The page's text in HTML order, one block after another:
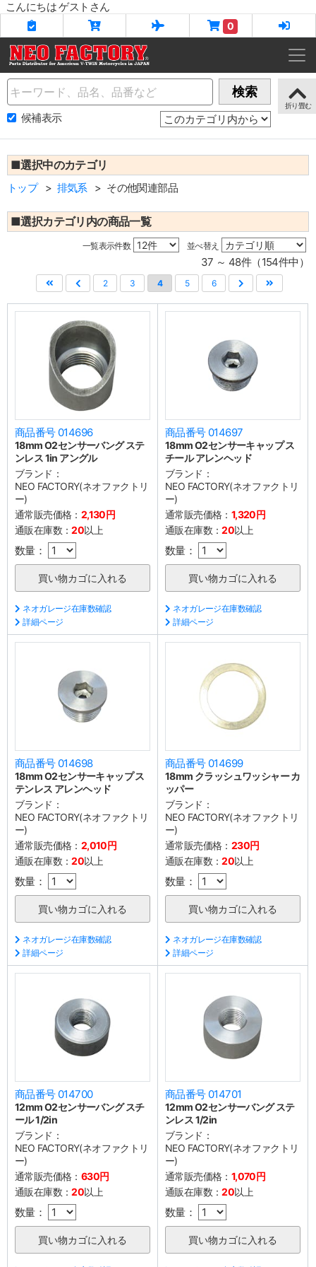
こんにちは ゲストさん
0
Name 検索
候補表示
■選択中のカテゴリ
トップ 排気系 その他関連部品
■選択カテゴリ内の商品一覧
一覧表示件数 並べ替え
37 ～ 48件（154件中）
2 3 4 5 6
商品番号 014696
18mm O2センサーバング ステ
ンレス 1in アングル
ブランド：
NEO FACTORY(ネオファクトリ
ー)
通常販売価格： 2,130円
通販在庫数：20以上
数量：
ネオガレージ在庫数確認
詳細ページ
商品番号 014697
18mm O2センサーキャップ ス
チール アレンヘッド
ブランド：
NEO FACTORY(ネオファクトリ
ー)
通常販売価格： 1,320円
通販在庫数：20以上
数量：
ネオガレージ在庫数確認
詳細ページ
商品番号 014698
18mm O2センサーキャップ ス
テンレス アレンヘッド
ブランド：
NEO FACTORY(ネオファクトリ
ー)
通常販売価格： 2,010円
通販在庫数：20以上
数量：
ネオガレージ在庫数確認
詳細ページ
商品番号 014699
18mm クラッシュワッシャー カ
ッパー
ブランド：
NEO FACTORY(ネオファクトリ
ー)
通常販売価格： 230円
通販在庫数：20以上
数量：
ネオガレージ在庫数確認
詳細ページ
商品番号 014700
12mm O2センサーバング スチ
ール 1/2in
ブランド：
NEO FACTORY(ネオファクトリ
ー)
通常販売価格： 630円
通販在庫数：20以上
数量：
商品番号 014701
12mm O2センサーバング ステ
ンレス 1/2in
ブランド：
NEO FACTORY(ネオファクトリ
ー)
通常販売価格： 1,070円
通販在庫数：20以上
数量：